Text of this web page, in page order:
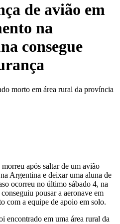
de avião em
na
consegue
morto em área rural da província
após saltar de um avião
Argentina e deixar uma aluna de
ocorreu no último sábado 4, na
pousar a aeronave em
com a equipe de apoio em solo.
encontrado em uma área rural da